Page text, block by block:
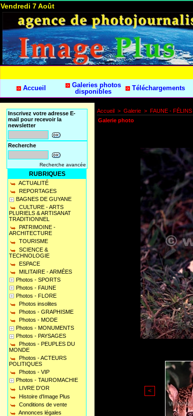
Vendredi 7 Août
Accueil
Galeries photos
disponibles
Téléchargements
Inscrivez votre adresse E-
mail pour recevoir la
newsletter
Recherche
Recherche avancée
RUBRIQUES
ACTUALITÉ
REPORTAGES
BAGNES DE GUYANE
CULTURE - ARTS
PLURIELS & ARTISANAT
TRADITIONNEL
PATRIMOINE -
ARCHITECTURE
TOURISME
SCIENCE &
TECHNOLOGIE
ESPACE
MILITAIRE - ARMÉES
Photos - SPORTS
Photos - FAUNE
Photos - FLORE
Photos insolites
Photos - GRAPHISME
Photos - MODE
Photos - MONUMENTS
Photos - PAYSAGES
Photos - PEUPLES DU
MONDE
Photos - ACTEURS
POLITIQUES
Photos - VIP
Photos - TAUROMACHIE
LIVRE D'OR
Histoire d'Image Plus
Conditions de vente
Annonces légales
Accueil > Galerie > FAUNE - FÉLINS
Galerie photo
<